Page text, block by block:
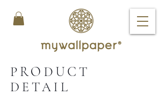
PRODUCT
DETAIL